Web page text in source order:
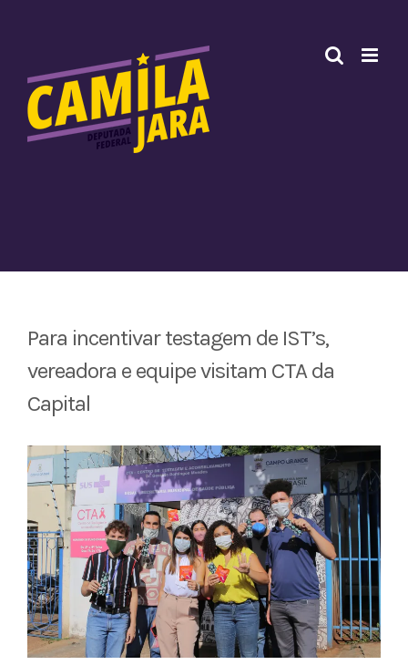
conteúdo
Para incentivar testagem de IST’s,
vereadora e equipe visitam CTA da
Capital
View
Larger
Image